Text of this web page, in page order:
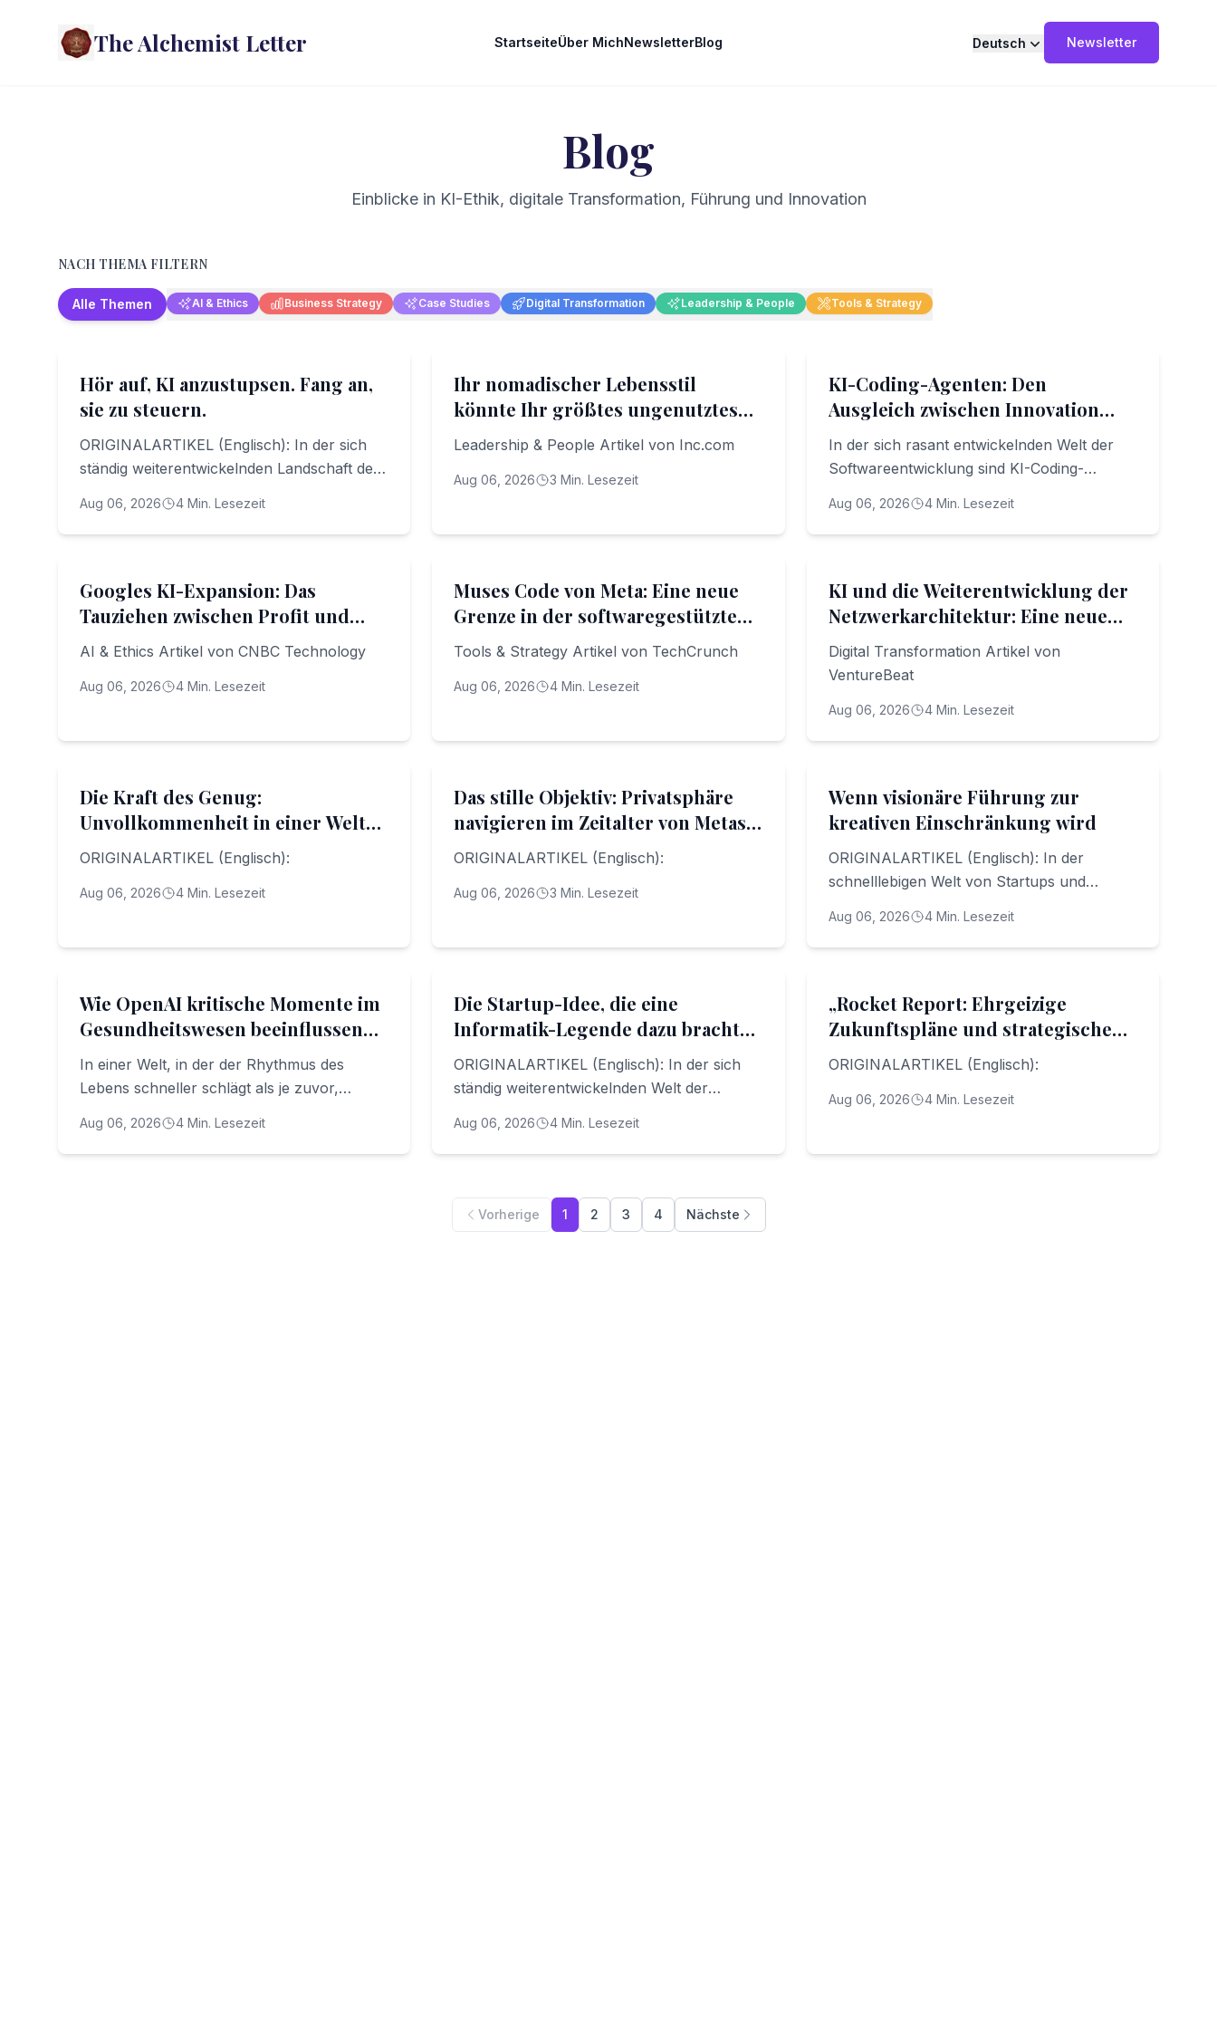
The Alchemist Letter StartseiteÜber MichNewsletterBlog Deutsch Newsletter
Blog
Einblicke in KI-Ethik, digitale Transformation, Führung und Innovation
NACH THEMA FILTERN
Alle Themen AI & Ethics Business Strategy Case Studies Digital Transformation Leadership & People Tools & Strategy
Digital Transformation
Hör auf, KI anzustupsen. Fang an,
sie zu steuern.
ORIGINALARTIKEL (Englisch): In der sich
ständig weiterentwickelnden Landschaft der
Gespräch über Künstliche Intelligenz (KI)
deutlich verändert
Aug 06, 2026 4 Min. Lesezeit
Leadership & People
Ihr nomadischer Lebensstil
könnte Ihr größtes ungenutztes
Kapital sein
Leadership & People Artikel von Inc.com
Aug 06, 2026 3 Min. Lesezeit
AI & Ethics
KI-Coding-Agenten: Den
Ausgleich zwischen Innovation
und Kosten meistern
In der sich rasant entwickelnden Welt der
Softwareentwicklung sind KI-Coding-
eine transformative Kraft
Aug 06, 2026 4 Min. Lesezeit
AI & Ethics
Googles KI-Expansion: Das
Tauziehen zwischen Profit und
Innovation
AI & Ethics Artikel von CNBC Technology
Aug 06, 2026 4 Min. Lesezeit
Tools & Strategy
Muses Code von Meta: Eine neue
Grenze in der softwaregestützten
Entwicklung mit KI-Unterstützung
Tools & Strategy Artikel von TechCrunch
Aug 06, 2026 4 Min. Lesezeit
Digital Transformation
KI und die Weiterentwicklung der
Netzwerkarchitektur: Eine neue
Morgenröte der digitalen
Transformation
Digital Transformation Artikel von
VentureBeat
Aug 06, 2026 4 Min. Lesezeit
Leadership & People
Die Kraft des Genug:
Unvollkommenheit in einer Welt
des Perfektionismus annehmen
ORIGINALARTIKEL (Englisch):
Aug 06, 2026 4 Min. Lesezeit
AI & Ethics
Das stille Objektiv: Privatsphäre
navigieren im Zeitalter von Metas
Ray-Ban Stories
ORIGINALARTIKEL (Englisch):
Aug 06, 2026 3 Min. Lesezeit
Leadership & People
Wenn visionäre Führung zur
kreativen Einschränkung wird
ORIGINALARTIKEL (Englisch): In der
schnelllebigen Welt von Startups und
Gründers oft zum Funken, der Innovation
entzündet
Aug 06, 2026 4 Min. Lesezeit
Digital Transformation
Wie OpenAI kritische Momente im
Gesundheitswesen beeinflussen
könnte
In einer Welt, in der der Rhythmus des
Lebens schneller schlägt als je zuvor,
unmittelbaren und zuverlässigen
Gesundheitsinformationen
Aug 06, 2026 4 Min. Lesezeit
Digital Transformation
Die Startup-Idee, die eine
Informatik-Legende dazu brachte,
Google zu verlassen
ORIGINALARTIKEL (Englisch): In der sich
ständig weiterentwickelnden Welt der
so stark nachhallen wie Jeff Deans
Aug 06, 2026 4 Min. Lesezeit
Business Strategy
„Rocket Report: Ehrgeizige
Zukunftspläne und strategische
Wiederaufbauten in der
Raumfahrtindustrie“
ORIGINALARTIKEL (Englisch):
Aug 06, 2026 4 Min. Lesezeit
Vorherige 1 2 3 4 Nächste